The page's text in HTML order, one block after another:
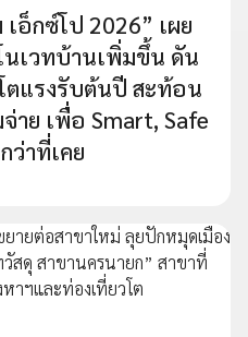
อ็กซ์โป 2026” เผย
เวทบ้านเพิ่มขึ้น ดัน
ตแรงรับต้นปี สะท้อน
าย เพื่อ Smart, Safe
ว่าที่เคย